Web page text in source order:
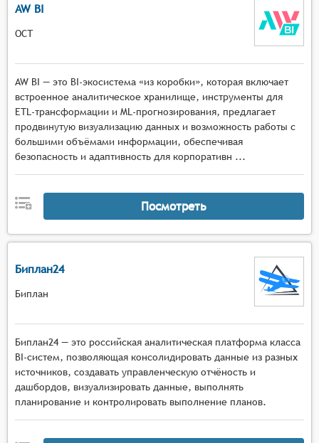
AW BI
ОСТ
AW BI — это BI-экосистема «из коробки», которая включает
встроенное аналитическое хранилище, инструменты для
ETL-трансформации и ML-прогнозирования, предлагает
продвинутую визуализацию данных и возможность работы с
большими объёмами информации, обеспечивая
безопасность и адаптивность для корпоративн ...
Посмотреть
Биплан24
Биплан
Биплан24 — это российская аналитическая платформа класса
BI-систем, позволяющая консолидировать данные из разных
источников, создавать управленческую отчёность и
дашбордов, визуализировать данные, выполнять
планирование и контролировать выполнение планов.